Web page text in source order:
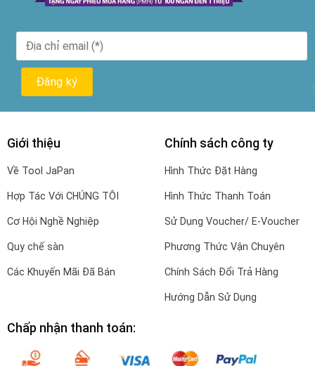
Giới thiệu
Về Tool JaPan
Hợp Tác Với CHÚNG TÔI
Cơ Hội Nghề Nghiệp
Quy chế sàn
Các Khuyến Mãi Đã Bán
Chính sách công ty
Hình Thức Đặt Hàng
Hình Thức Thanh Toán
Sử Dụng Voucher/ E-Voucher
Phương Thức Vận Chuyên
Chính Sách Đổi Trả Hàng
Hướng Dẫn Sử Dụng
Chấp nhận thanh toán: